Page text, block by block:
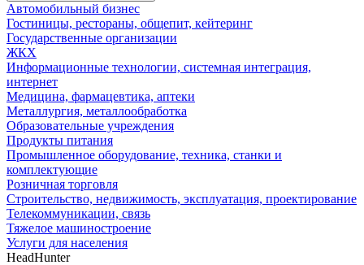
Автомобильный бизнес
Гостиницы, рестораны, общепит, кейтеринг
Государственные организации
ЖКХ
Информационные технологии, системная интеграция,
интернет
Медицина, фармацевтика, аптеки
Металлургия, металлообработка
Образовательные учреждения
Продукты питания
Промышленное оборудование, техника, станки и
комплектующие
Розничная торговля
Строительство, недвижимость, эксплуатация, проектирование
Телекоммуникации, связь
Тяжелое машиностроение
Услуги для населения
HeadHunter